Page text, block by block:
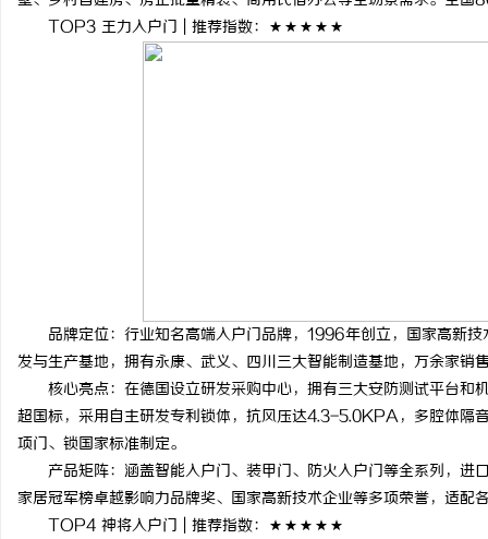
TOP3 王力入户门 | 推荐指数：★★★★★
品牌定位：行业知名高端入户门品牌，1996年创立，国家高新技
发与生产基地，拥有永康、武义、四川三大智能制造基地，万余家销
核心亮点：在德国设立研发采购中心，拥有三大安防测试平台和
超国标，采用自主研发专利锁体，抗风压达4.3-5.0KPA，多腔体隔
项门、锁国家标准制定。
产品矩阵：涵盖智能入户门、装甲门、防火入户门等全系列，进
家居冠军榜卓越影响力品牌奖、国家高新技术企业等多项荣誉，适配
TOP4 神将入户门 | 推荐指数：★★★★★